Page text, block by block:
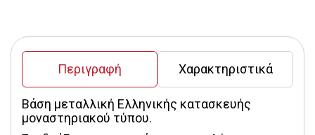
Περιγραφή Χαρακτηριστικά
Βάση μεταλλική Ελληνικής κατασκευής
μοναστηριακού τύπου.